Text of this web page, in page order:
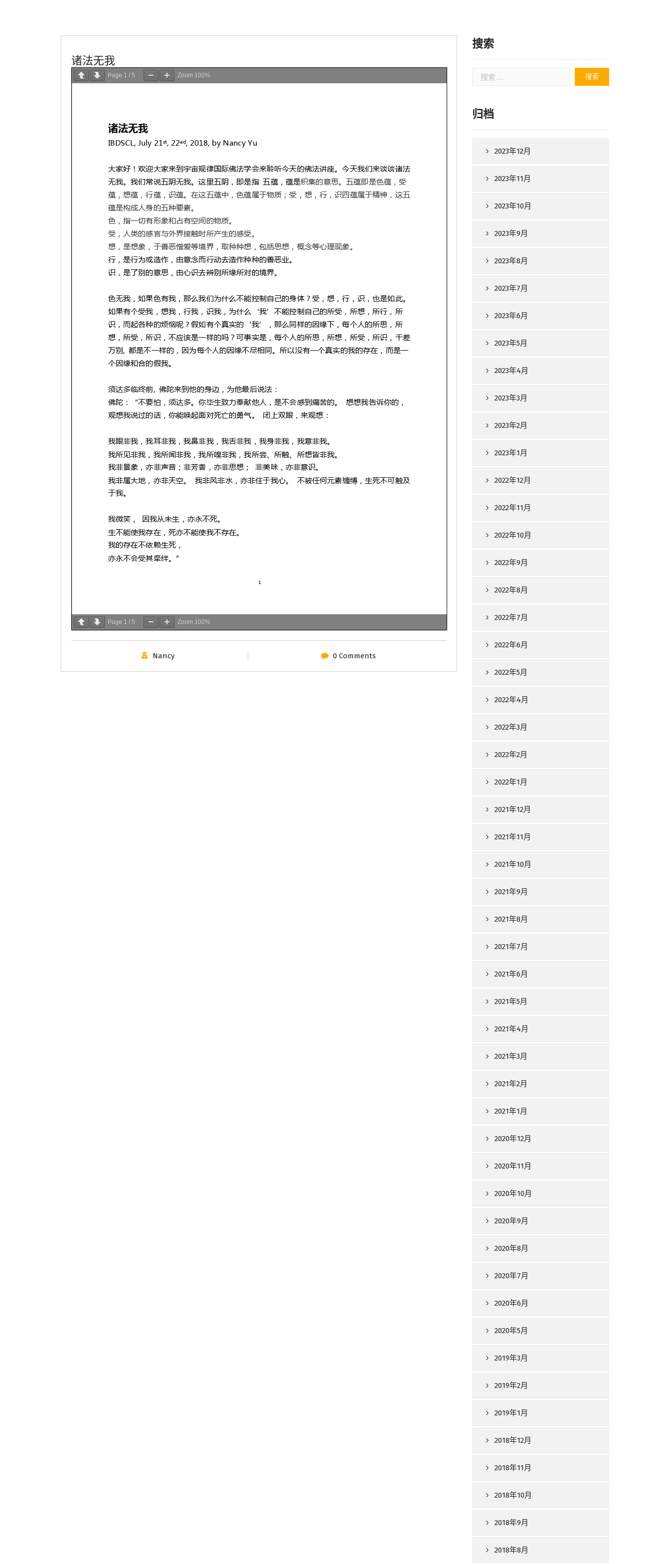
诸法无我
Page 1 / 5 Zoom 100%
Page 1 / 5 Zoom 100%
Nancy 0 Comments
搜索
索：
归档
2023年12月
2023年11月
2023年10月
2023年9月
2023年8月
2023年7月
2023年6月
2023年5月
2023年4月
2023年3月
2023年2月
2023年1月
2022年12月
2022年11月
2022年10月
2022年9月
2022年8月
2022年7月
2022年6月
2022年5月
2022年4月
2022年3月
2022年2月
2022年1月
2021年12月
2021年11月
2021年10月
2021年9月
2021年8月
2021年7月
2021年6月
2021年5月
2021年4月
2021年3月
2021年2月
2021年1月
2020年12月
2020年11月
2020年10月
2020年9月
2020年8月
2020年7月
2020年6月
2020年5月
2019年3月
2019年2月
2019年1月
2018年12月
2018年11月
2018年10月
2018年9月
2018年8月